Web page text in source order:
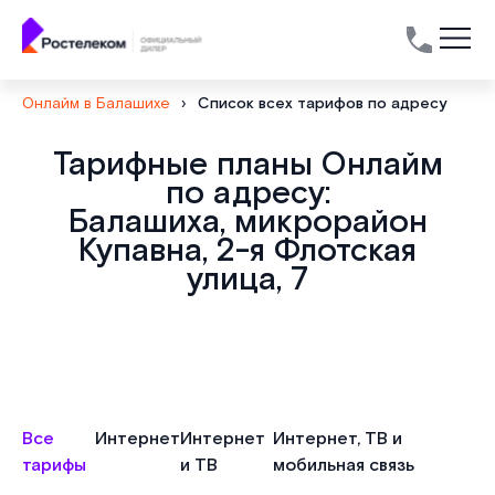
Онлайм в Балашихе › Список всех тарифов по адресу
Тарифные планы Онлайм
по адресу:
Балашиха, микрорайон
Купавна, 2-я Флотская
улица, 7
Все
тарифы
ИнтернетИнтернет
и ТВ
Интернет, ТВ и
мобильная связь